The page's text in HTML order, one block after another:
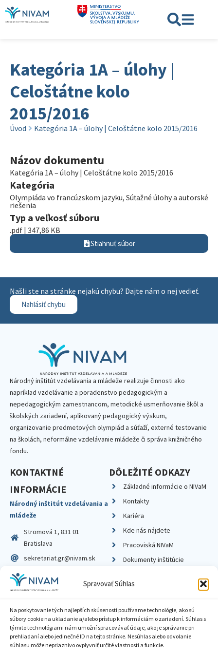
Spravovať Súhlas
Na poskytovanie tých najlepších skúseností používame technológie, ako sú
súbory cookie na ukladanie a/alebo prístup k informáciám o zariadení. Súhlas s
týmito technológiami nám umožní spracovávať údaje, ako je správanie pri
prehliadaní alebo jedinečné ID na tejto stránke. Nesúhlas alebo odvolanie
súhlasu môže nepriaznivo ovplyvniť určité vlastnosti a funkcie.
Kategória 1A – úlohy |
Celoštátne kolo
2015/2016
Úvod Kategória 1A – úlohy | Celoštátne kolo 2015/2016
Názov dokumentu
Kategória 1A – úlohy | Celoštátne kolo 2015/2016
Kategória
Olympiáda vo francúzskom jazyku, Súťažné úlohy a autorské
riešenia
Typ a veľkosť súboru
.pdf | 347,86 KB
Stiahnuť súbor
Našli ste na stránke nejakú chybu? Dajte nám o nej vedieť.
Nahlásiť chybu
Národný inštitút vzdelávania a mládeže realizuje činnosti ako
napríklad vzdelávanie a poradenstvo pedagogickým a
nepedagogickým zamestnancom, metodické usmerňovanie škôl a
školských zariadení, aplikovaný pedagogický výskum,
organizovanie predmetových olympiád a súťaží, externé testovanie
na školách, neformálne vzdelávanie mládeže či správa knižničného
fondu.
KONTAKTNÉ
INFORMÁCIE
Národný inštitút vzdelávania a
mládeže
Stromová 1, 831 01
Bratislava
sekretariat.gr@nivam.sk
IČO: 00164348
DIČ: 2020798714
DÔLEŽITÉ ODKAZY
Základné informácie o NIVaM
Kontakty
Kariéra
Kde nás nájdete
Pracoviská NIVaM
Dokumenty inštitúcie
Zásady ochrany súkromia